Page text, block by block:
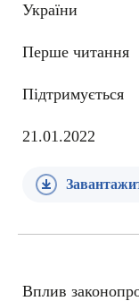
України
Перше читання
Підтримується
21.01.2022
Вплив